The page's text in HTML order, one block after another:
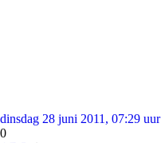
dinsdag 28 juni 2011, 07:29 uur
0